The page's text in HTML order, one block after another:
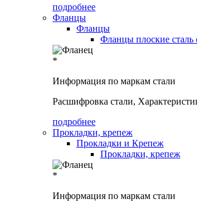
подробнее
Фланцы
Фланцы
Фланцы плоские
*
Информация по маркам стали
Расшифровка стали,
подробнее
Прокладки, крепеж
Прокладки и Крепеж
Прокладки, крепеж
*
Информация по маркам стали